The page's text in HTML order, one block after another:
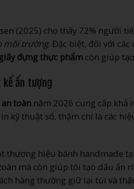
(2025) cho thấy 72% người
môi trường. Đặc biệt, đối với
đựng thực phẩm còn giúp
ấn tượng
toàn năm 2026 cung cấp khả
kỹ thuật số, thậm chí là các
thương hiệu bánh handmade
mà còn giúp tôi tạo dấu ấn
hàng thường giữ lại túi và